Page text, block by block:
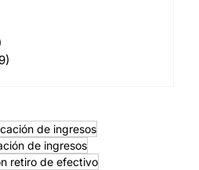
de ingresos
de ingresos
retiro de efectivo